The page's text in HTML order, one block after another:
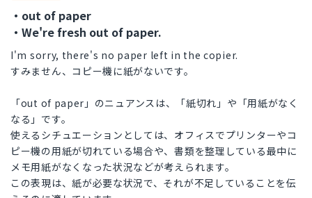
・out of paper
・We're fresh out of paper.
I'm sorry, there's no paper left in the copier.
すみません、コピー機に紙がないです。
「out of paper」のニュアンスは、「紙切れ」や「用紙がなく
なる」です。
使えるシチュエーションとしては、オフィスでプリンターやコ
ピー機の用紙が切れている場合や、書類を整理している最中に
メモ用紙がなくなった状況などが考えられます。
この表現は、紙が必要な状況で、それが不足していることを伝